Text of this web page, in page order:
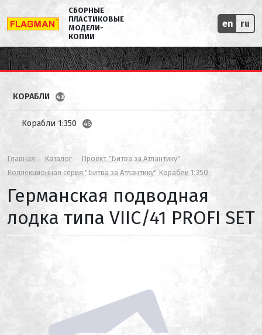
СБОРНЫЕ
ПЛАСТИКОВЫЕ
МОДЕЛИ-
КОПИИ
en ru
КОРАБЛИ 48
Корабли 1:350 46
Главная Каталог
Проект "Битва за Атлантику"
Коллекционная серия "Битва за Атлантику" Корабли 1:350
Германская подводная
лодка типа VIIC/41 PROFI SET